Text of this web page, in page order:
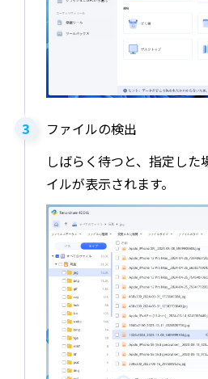
ファイルの検出
しばらく待つと、指定した
イルが表示されます。